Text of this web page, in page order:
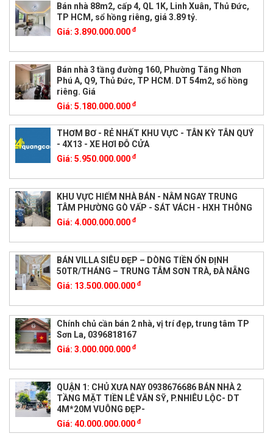
Bán nhà 88m2, cấp 4, QL 1K, Linh Xuân, Thủ Đức,
TP HCM, sổ hồng riêng, giá 3.89 tỷ.
Giá: 3.890.000.000 đ
Bán nhà 3 tầng đường 160, Phường Tăng Nhơn
Phú A, Q9, Thủ Đức, TP HCM. DT 54m2, sổ hồng
riêng. Giá
Giá: 5.180.000.000 đ
THƠM BƠ - RẺ NHẤT KHU VỰC - TÂN KỲ TÂN QUÝ
- 4X13 - XE HƠI ĐỖ CỬA
Giá: 5.950.000.000 đ
KHU VỰC HIẾM NHÀ BÁN - NẰM NGAY TRUNG
TÂM PHƯỜNG GÒ VẤP - SÁT VÁCH - HXH THÔNG
Giá: 4.000.000.000 đ
BÁN VILLA SIÊU ĐẸP – DÒNG TIỀN ỔN ĐỊNH
50TR/THÁNG – TRUNG TÂM SƠN TRÀ, ĐÀ NẴNG
Giá: 13.500.000.000 đ
Chính chủ cần bán 2 nhà, vị trí đẹp, trung tâm TP
Sơn La, 0396818167
Giá: 3.000.000.000 đ
QUẬN 1: CHỦ XƯA NAY 0938676686 BÁN NHÀ 2
TẦNG MẶT TIỀN LÊ VĂN SỸ, P.NHIÊU LỘC- DT
4M*20M VUÔNG ĐẸP-
Giá: 40.000.000.000 đ